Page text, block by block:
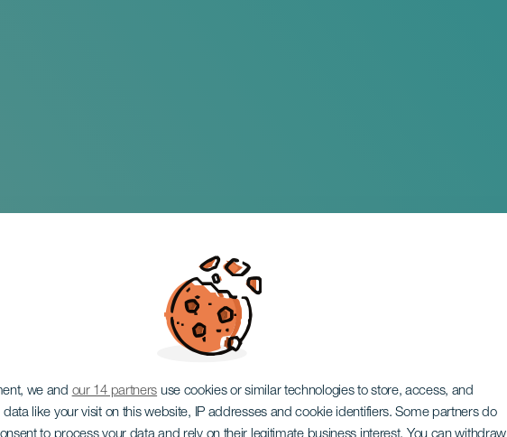
we and our 14 partners use cookies or similar technologies to store, access, and
like your visit on this website, IP addresses and cookie identifiers. Some partners do
en concierto